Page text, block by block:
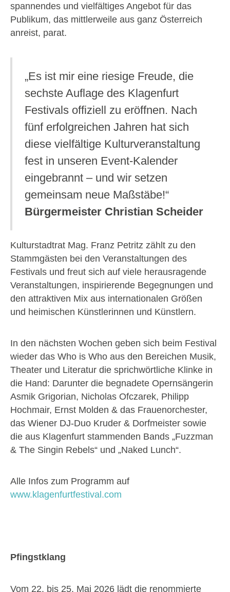
spannendes und vielfältiges Angebot für das
Publikum, das mittlerweile aus ganz Österreich
anreist, parat.
„Es ist mir eine riesige Freude, die
sechste Auflage des Klagenfurt
Festivals offiziell zu eröffnen. Nach
fünf erfolgreichen Jahren hat sich
diese vielfältige Kulturveranstaltung
fest in unseren Event-Kalender
eingebrannt – und wir setzen
gemeinsam neue Maßstäbe!“
Bürgermeister Christian Scheider
Kulturstadtrat Mag. Franz Petritz zählt zu den
Stammgästen bei den Veranstaltungen des
Festivals und freut sich auf viele herausragende
Veranstaltungen, inspirierende Begegnungen und
den attraktiven Mix aus internationalen Größen
und heimischen Künstlerinnen und Künstlern.
In den nächsten Wochen geben sich beim Festival
wieder das Who is Who aus den Bereichen Musik,
Theater und Literatur die sprichwörtliche Klinke in
die Hand: Darunter die begnadete Opernsängerin
Asmik Grigorian, Nicholas Ofczarek, Philipp
Hochmair, Ernst Molden & das Frauenorchester,
das Wiener DJ-Duo Kruder & Dorfmeister sowie
die aus Klagenfurt stammenden Bands „Fuzzman
& The Singin Rebels“ und „Naked Lunch“.
Alle Infos zum Programm auf
www.klagenfurtfestival.com
Pfingstklang
Vom 22. bis 25. Mai 2026 lädt die renommierte